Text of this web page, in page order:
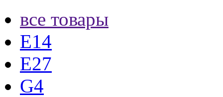
все товары
E14
E27
G4